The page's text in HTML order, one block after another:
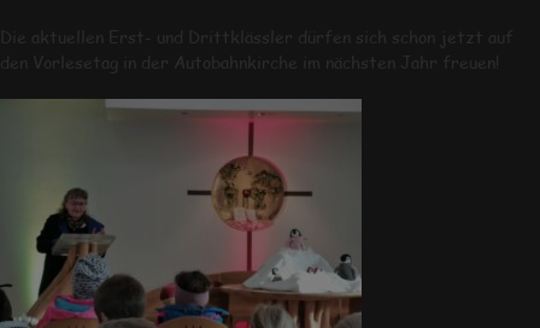
Die aktuellen Erst- und Drittklässler dürfen sich schon jetzt auf
den Vorlesetag in der Autobahnkirche im nächsten Jahr freuen!